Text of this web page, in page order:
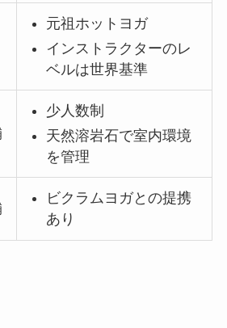
元祖ホットヨガ
インストラクターのレ
ベルは世界基準
少人数制
天然溶岩石で室内環境
を管理
ビクラムヨガとの提携
あり